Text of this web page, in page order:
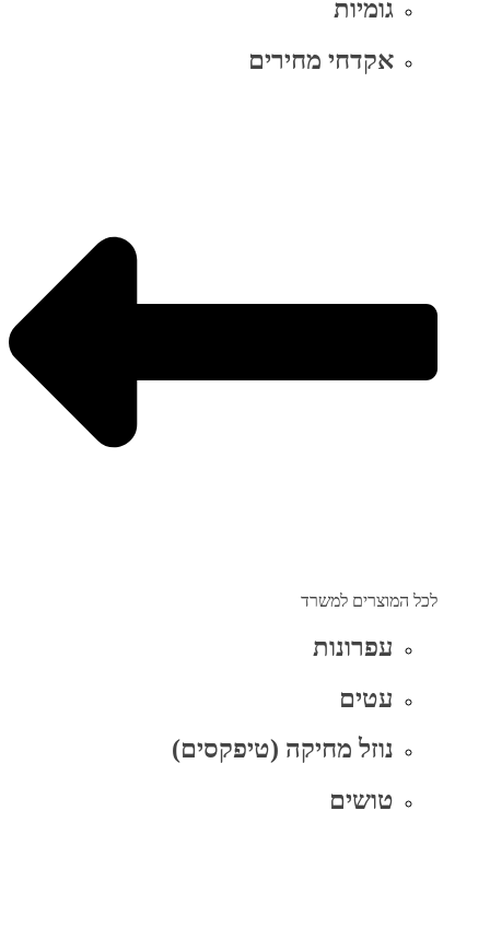
גומיות
אקדחי מחירים
לכל המוצרים למשרד
עפרונות
עטים
נוזל מחיקה (טיפקסים)
טושים